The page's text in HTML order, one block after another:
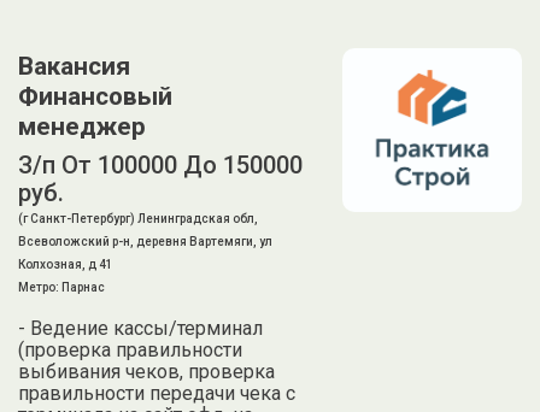
Вакансия
Финансовый
менеджер
З/п От 100000 До 150000
руб.
(г Санкт-Петербург) Ленинградская обл,
Всеволожский р-н, деревня Вартемяги, ул
Колхозная, д 41
Метро: Парнас
- Ведение кассы/терминал
(проверка правильности
выбивания чеков, проверка
правильности передачи чека с